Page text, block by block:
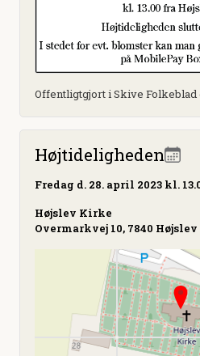
Offentligtgjort i Skive Folkeblad
Højtideligheden
Fredag d. 28. april 2023 kl.
Højslev Kirke
Overmarkvej 10, 7840 Højslev